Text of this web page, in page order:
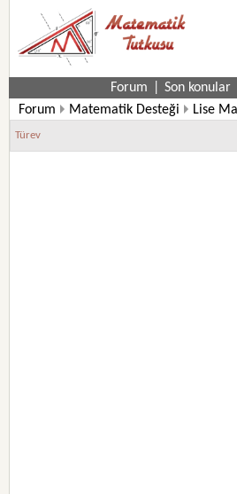
Forum Son konular
Forum
Matematik Desteği
Lise
Türev